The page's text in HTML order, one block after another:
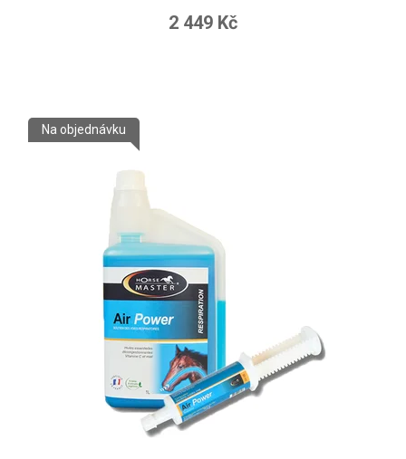
2 449 Kč
Na objednávku